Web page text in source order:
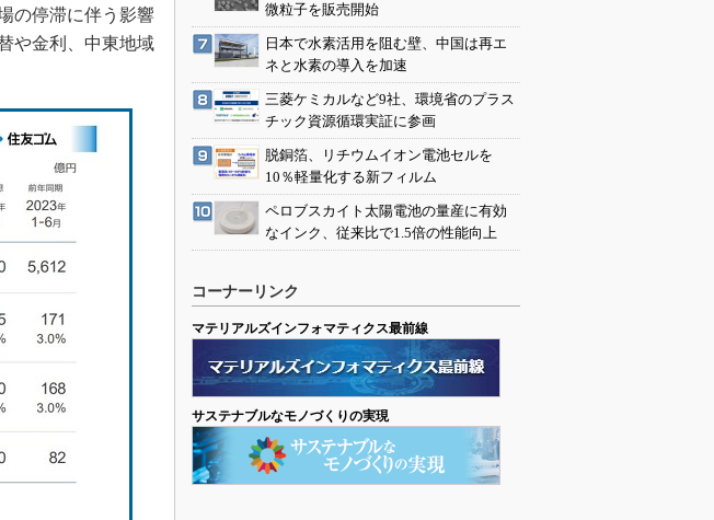
の停滞に伴う影響
や金利、中東地域
微粒子を販売開始
日本で水素活用を阻む壁、中国は再エ
ネと水素の導入を加速
三菱ケミカルなど9社、環境省のプラス
チック資源循環実証に参画
脱銅箔、リチウムイオン電池セルを
10％軽量化する新フィルム
ペロブスカイト太陽電池の量産に有効
なインク、従来比で1.5倍の性能向上
コーナーリンク
マテリアルズインフォマティクス最前線
サステナブルなモノづくりの実現